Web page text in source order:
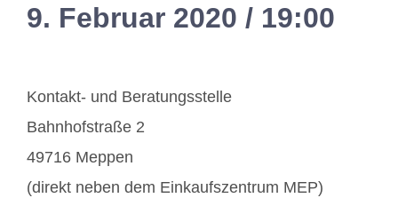
9. Februar 2020 / 19:00
Kontakt- und Beratungsstelle
Bahnhofstraße 2
49716 Meppen
(direkt neben dem Einkaufszentrum MEP)